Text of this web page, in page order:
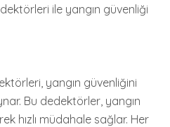
ile yangın güvenliği
yangın güvenliğini
Bu dedektörler, yangın
hızlı müdahale sağlar. Her